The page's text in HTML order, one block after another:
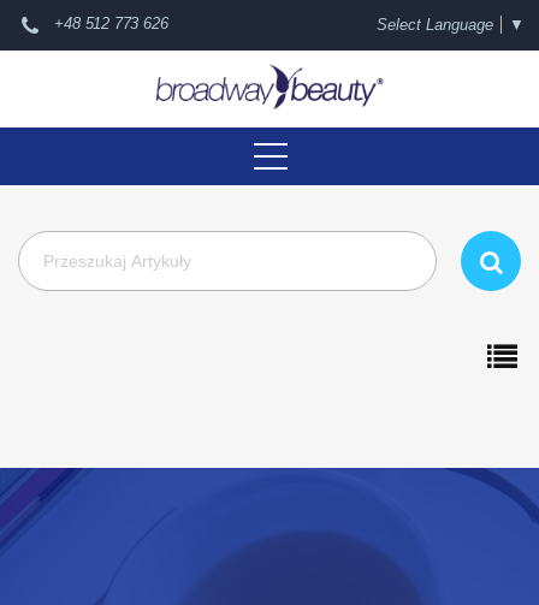
+48 512 773 626 Select Language ▼